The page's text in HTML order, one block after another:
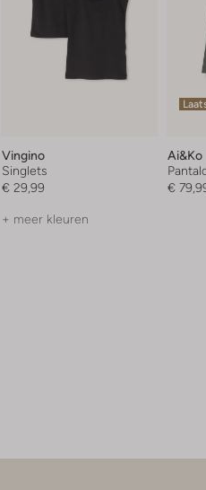
Vingino
Singlets
€ 29,99
+ meer kleuren
Ai&ko
€